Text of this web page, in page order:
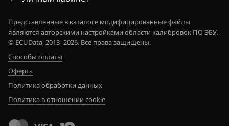
Ravon
Renault
Saab
Представленные в каталоге модифицированные файлы
являются авторскими настройками области калибровок ПО ЭБУ.
© ECUData, 2013–2026. Все права защищены.
Способы оплаты
Оферта
Политика обработки данных
Политика в отношении cookie